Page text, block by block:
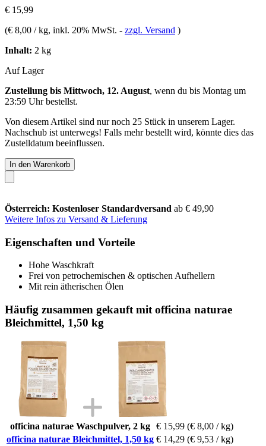
€ 15,99
(€ 8,00 / kg, inkl. 20% MwSt. - zzgl. Versand )
Inhalt: 2 kg
Auf Lager
Zustellung bis Mittwoch, 12. August, wenn du bis Montag um
23:59 Uhrbestellst.
Von diesem Artikel sind nur noch 25 Stück in unserem Lager.
Nachschub ist unterwegs! Falls mehr bestellt wird, könnte dies das
Zustelldatum beeinflussen.
In den Warenkorb
Österreich: Kostenloser Standardversand ab € 49,90
Weitere Infos zu Versand & Lieferung
Eigenschaften und Vorteile
Hohe Waschkraft
Frei von petrochemischen & optischen Aufhellern
Mit rein ätherischen Ölen
Häufig zusammen gekauft mit officina naturae
Bleichmittel, 1,50 kg
officina naturae Waschpulver, 2 kg € 15,99 (€ 8,00 / kg)
officina naturae Bleichmittel, 1,50 kg € 14,29 (€ 9,53 / kg)